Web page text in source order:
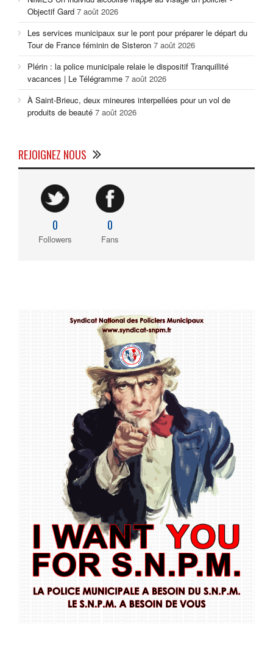
Objectif Gard 7 août 2026
Les services municipaux sur le pont pour préparer le départ du
Tour de France féminin de Sisteron 7 août 2026
Plérin : la police municipale relaie le dispositif Tranquillité
vacances | Le Télégramme 7 août 2026
À Saint-Brieuc, deux mineures interpellées pour un vol de
produits de beauté 7 août 2026
REJOIGNEZ NOUS
0
Followers
0
Fans